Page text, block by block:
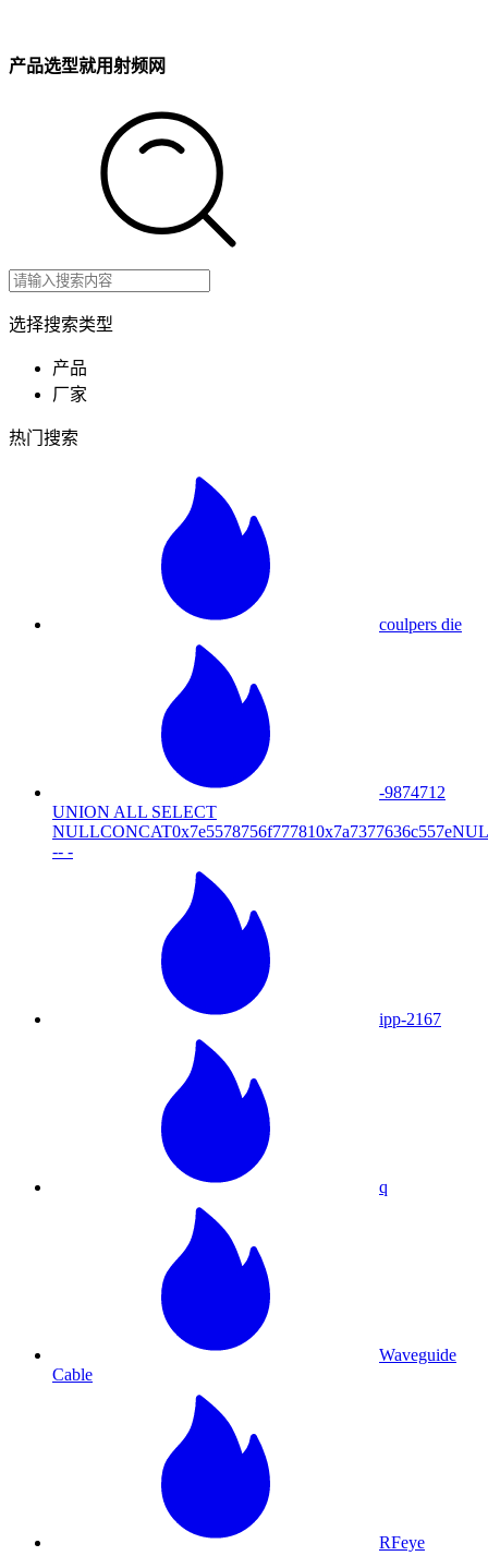
产品选型就用射频网
选择搜索类型
产品
厂家
热门搜索
coulpers die
-9874712
UNION ALL SELECT
-- -
ipp-2167
q
Waveguide
Cable
RFeye